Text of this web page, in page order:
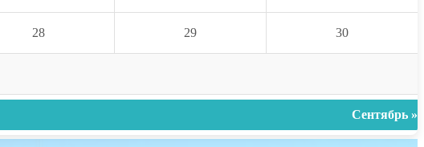
28 29 30
Сентябрь »